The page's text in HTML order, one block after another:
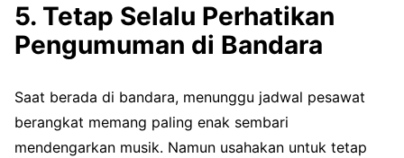
5. Tetap Selalu Perhatikan
Pengumuman di Bandara
Saat berada di bandara, menunggu jadwal pesawat
berangkat memang paling enak sembari
mendengarkan musik. Namun usahakan untuk tetap